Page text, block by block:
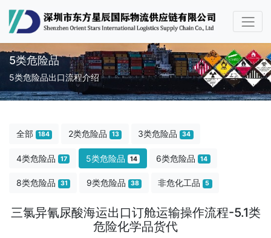
5类危险品
5类危险品出口流程介绍
全部 184 2类危险品 13 3类危险品 34
4类危险品 17 5类危险品 14 6类危险品 14
8类危险品 31 9类危险品 38 非危化工品 5
三氯异氰尿酸海运出口订舱运输操作流程-5.1类
危险化学品货代